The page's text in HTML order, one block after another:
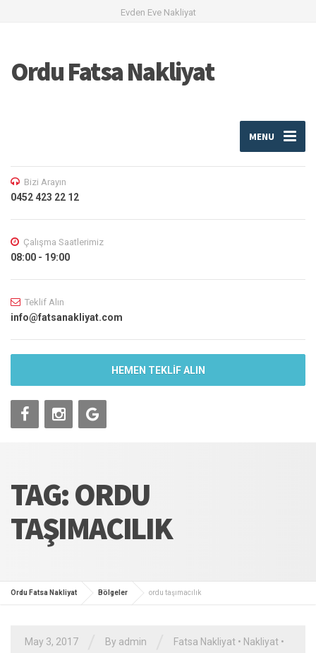
Evden Eve Nakliyat
Ordu Fatsa Nakliyat
MENU
Bizi Arayın
0452 423 22 12
Çalışma Saatlerimiz
08:00 - 19:00
Teklif Alın
info@fatsanakliyat.com
HEMEN TEKLİF ALIN
TAG: ORDU
TAŞIMACILIK
Ordu Fatsa Nakliyat Bölgeler ordu taşımacılık
May 3, 2017 By admin Fatsa Nakliyat • Nakliyat •